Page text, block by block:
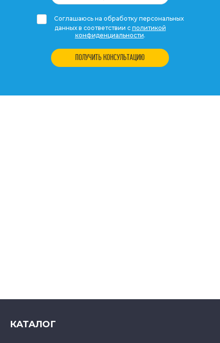
Соглашаюсь на обработку персональных
данных в соответствии с политикой
конфиденциальности.
ПОЛУЧИТЬ КОНСУЛЬТАЦИЮ
КАТАЛОГ